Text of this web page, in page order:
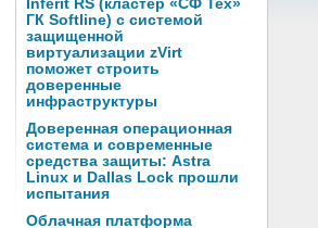
Inferit RS (кластер «СФ Тех»
ГК Softline) с системой
защищенной
виртуализации zVirt
поможет строить
доверенные
инфраструктуры
Доверенная операционная
система и современные
средства защиты: Astra
Linux и Dallas Lock прошли
испытания
Облачная платформа